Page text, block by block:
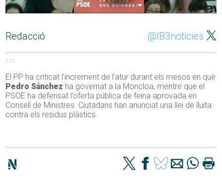
Redacció @IB3noticies
173
El PP ha criticat l’increment de l’atur durant els mesos en què
Pedro Sánchez ha governat a la Moncloa, mentre que el
PSOE ha defensat l’oferta pública de feina aprovada en
Consell de Ministres. Ciutadans han anunciat una llei de lluita
contra els residus plàstics.